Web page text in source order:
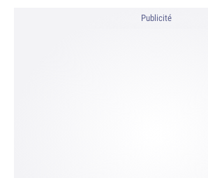
Publicité